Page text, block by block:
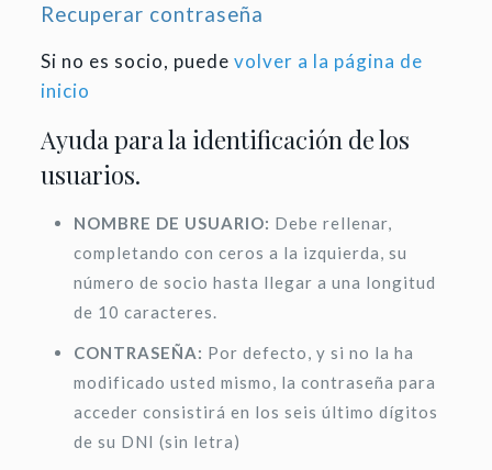
Recuperar contraseña
Si no es socio, puede volver a la página de
inicio
Ayuda para la identificación de los
usuarios.
NOMBRE DE USUARIO: Debe rellenar,
completando con ceros a la izquierda, su
número de socio hasta llegar a una longitud
de 10 caracteres.
CONTRASEÑA: Por defecto, y si no la ha
modificado usted mismo, la contraseña para
acceder consistirá en los seis último dígitos
de su DNI (sin letra)